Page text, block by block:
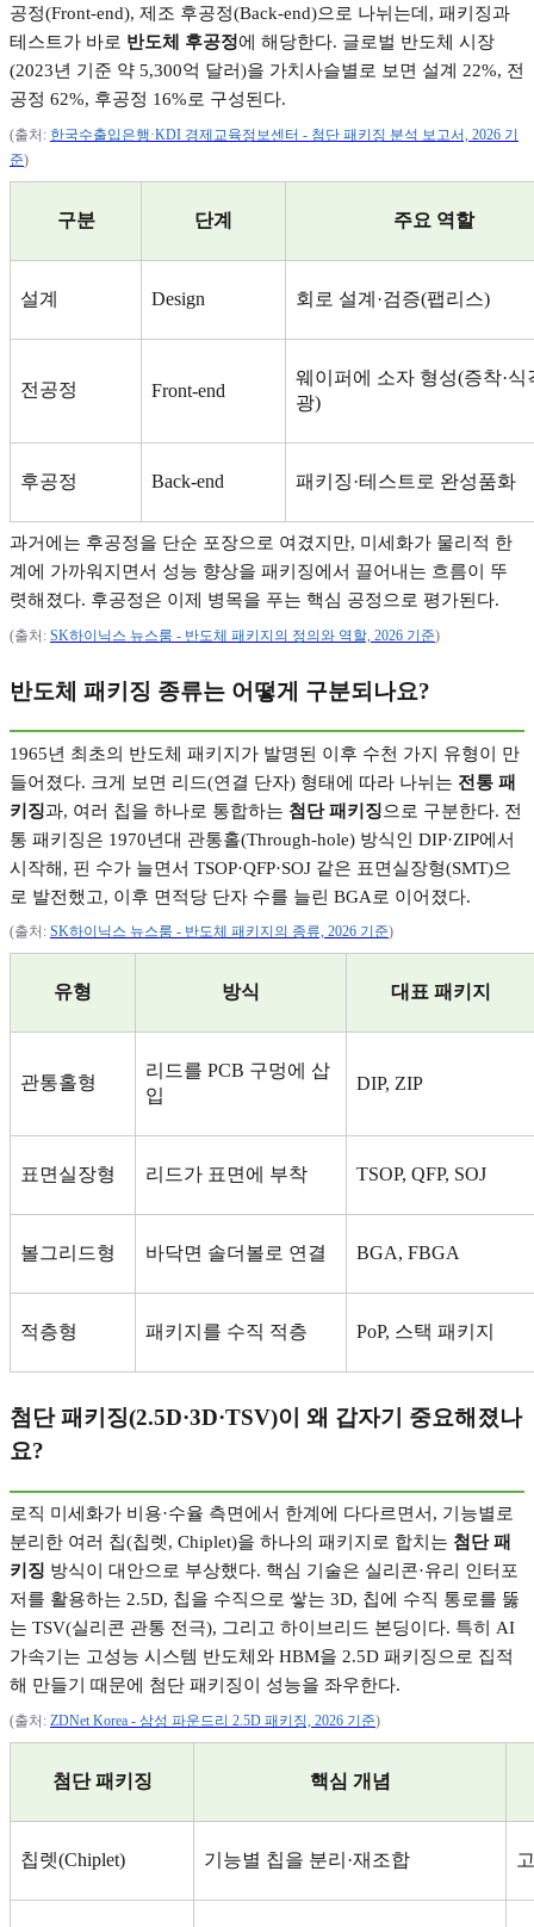
공정(Front-end), 제조 후공정(Back-end)으로 나뉘는데 , 패키징과
테스트가 바로 반도체 후공정에 해당한다. 글로벌 반도체 시장
(2023년 기준 약 5,300억 달러)을 가치사슬별로 보면 설계 22%, 전
공정 62%, 후공정 16%로 구성된다.
(출처 : 한국수출입은행·KDI 경제교육정보센터 - 첨단 패키징 분석 보고서, 2026 기
준)
구분 단계 주요 역할
설계 Design 회로 설계 ·검증(팹리스)
전공정 Front-end
웨이퍼에 소자 형성(증착·식
광)
후공정 Back-end 패키징·테스트로 완성품화
과거에는 후공정을 단순 포장으로 여겼지만, 미세화가 물리적 한
계에 가까워지면서 성능 향상을 패키징에서 끌어내는 흐름이 뚜
렷해졌다. 후공정은 이제 병목을 푸는 핵심 공정으로 평가된다.
(출처 : SK하이닉스 뉴스룸 - 반도체 패키지의 정의와 역할, 2026 기준)
반도체 패키징 종류는 어떻게 구분되나요?
1965년 최초의 반도체 패키지가 발명된 이후 수천 가지 유형이 만
들어졌다. 크게 보면 리드(연결 단자) 형태에 따라 나뉘는 전통 패
키징과, 여러 칩을 하나로 통합하는 첨단 패키징으로 구분한다. 전
통 패키징은 1970년대 관통홀(Through-hole) 방식인 DIP·ZIP에서
시작해 , 핀 수가 늘면서 TSOP·QFP·SOJ 같은 표면실장형(SMT)으
로 발전했고, 이후 면적당 단자 수를 늘린 BGA로 이어졌다.
(출처 : SK하이닉스 뉴스룸 - 반도체 패키지의 종류, 2026 기준)
유형 방식 대표 패키지
관통홀형
리드를 PCB 구멍에 삽
입
DIP, ZIP
표면실장형 리드가 표면에 부착 TSOP, QFP, SOJ
볼그리드형 바닥면 솔더볼로 연결 BGA, FBGA
적층형 패키지를 수직 적층 PoP, 스택 패키지
첨단 패키징(2.5D·3D·TSV)이 왜 갑자기 중요해졌나
요?
로직 미세화가 비용·수율 측면에서 한계에 다다르면서 , 기능별로
분리한 여러 칩(칩렛, Chiplet)을 하나의 패키지로 합치는 첨단 패
키징 방식이 대안으로 부상했다. 핵심 기술은 실리콘·유리 인터포
저를 활용하는 2.5D, 칩을 수직으로 쌓는 3D, 칩에 수직 통로를 뚫
는 TSV(실리콘 관통 전극), 그리고 하이브리드 본딩이다. 특히 AI
가속기는 고성능 시스템 반도체와 HBM을 2.5D 패키징으로 집적
해 만들기 때문에 첨단 패키징이 성능을 좌우한다.
(출처 : ZDNet Korea - 삼성 파운드리 2.5D 패키징, 2026 기준)
첨단 패키징 핵심 개념
칩렛(Chiplet) 기능별 칩을 분리 ·재조합